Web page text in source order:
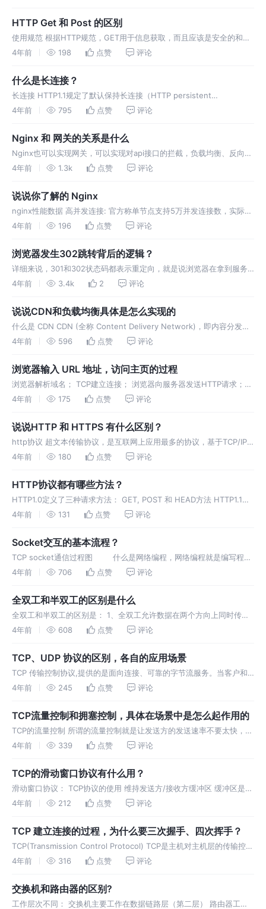
HTTP Get 和 Post 的区别
使用规范 根据HTTP规范，GET用于信息获取，而且应该是安全的和幂
等的。 根据HTTP规范，POST表示可能修改变服务器上的资源的请
4年前 198 点赞 评论
什么是长连接？
长连接 HTTP1.1规定了默认保持长连接（HTTP persistent
connection），数据传输完成了保持TCP连接不断开（不发RST包、不
4年前 795 点赞 评论
Nginx 和 网关的关系是什么
Nginx也可以实现网关，可以实现对api接口的拦截，负载均衡、反向代
理、请求过滤等。网关功能可以进行扩展，比如：安全控制，统一异常
4年前 1.3k 点赞 评论
说说你了解的 Nginx
nginx性能数据 高并发连接: 官方称单节点支持5万并发连接数，实际生
产环境能够承受2-3万并发。 内存消耗少: 在3万并发连接下，开启10个
4年前 196 点赞 评论
浏览器发生302跳转背后的逻辑？
详细来说，301和302状态码都表示重定向，就是说浏览器在拿到服务
器返回的这个状态码后会自动跳转到一个新的URL地址，这个地址可以
4年前 3.4k 2 评论
说说CDN和负载均衡具体是怎么实现的
什么是 CDN CDN (全称 Content Delivery Network)，即内容分发网
络。 构建在现有网络基础之上的智能虚拟网络，依靠部署在各地的边缘
4年前 596 点赞 评论
浏览器输入 URL 地址，访问主页的过程
浏览器解析域名； TCP建立连接； 浏览器向服务器发送HTTP请求；
服务器解析请求并返回HTTP报文； 浏览器解析并渲染页面； 断开连
4年前 175 点赞 评论
说说HTTP 和 HTTPS 有什么区别？
http协议 超文本传输协议，是互联网上应用最多的协议，基于TCP/IP
通讯协议来传递信息，用于从WWW服务器传输超文本到本地浏览器的
4年前 180 点赞 评论
HTTP协议都有哪些方法？
HTTP1.0定义了三种请求方法： GET, POST 和 HEAD方法 HTTP1.1新
增了五种请求方法：OPTIONS, PUT, DELETE, TRACE 和 CONNECT
4年前 131 点赞 评论
Socket交互的基本流程？
TCP socket通信过程图 什么是网络编程，网络编程就是编写程序
使两台连联网的计算机相互交换数据。怎么交换数据呢？操作系统提供
4年前 706 点赞 评论
全双工和半双工的区别是什么
全双工和半双工的区别是： 1、全双工允许数据在两个方向上同时传
输； 举例：手机通话 2、半双工允许数据在两个方向上传输，但是同一
4年前 608 点赞 评论
TCP、UDP 协议的区别，各自的应用场景
TCP 传输控制协议,提供的是面向连接、可靠的字节流服务。当客户和
服务器彼此交换数据前，必须先在双方之间建立一个TCP连接，之后才
4年前 245 点赞 评论
TCP流量控制和拥塞控制，具体在场景中是怎么起作用的
TCP的流量控制 所谓的流量控制就是让发送方的发送速率不要太快，让
接收方来得及接受。利用滑动窗口机制可以很方便的在TCP连接上实现
4年前 339 点赞 评论
TCP的滑动窗口协议有什么用？
滑动窗口协议： TCP协议的使用 维持发送方/接收方缓冲区 缓冲区是
用来解决网络之间数据不可靠的问题，例如丢包，重复包，出错，乱序
4年前 212 点赞 评论
TCP 建立连接的过程，为什么要三次握手、四次挥手？
TCP(Transmission Control Protocol) TCP是主机对主机层的传输控制
协议，提供可靠的连接服务。 tcp标志位(位码)有6种标示: SYN
4年前 316 点赞 评论
交换机和路由器的区别?
工作层次不同： 交换机主要工作在数据链路层（第二层） 路由器工作